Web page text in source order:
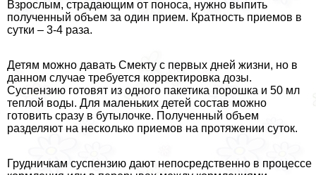
Взрослым, страдающим от поноса, нужно выпить
полученный объем за один прием. Кратность приемов в
сутки – 3-4 раза.
Детям можно давать Смекту с первых дней жизни, но в
данном случае требуется корректировка дозы.
Суспензию готовят из одного пакетика порошка и 50 мл
теплой воды. Для маленьких детей состав можно
готовить сразу в бутылочке. Полученный объем
разделяют на несколько приемов на протяжении суток.
Грудничкам суспензию дают непосредственно в процессе